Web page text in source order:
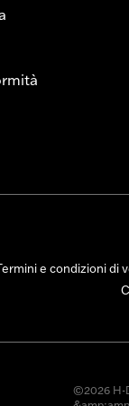
e condizioni di
©2026 H-